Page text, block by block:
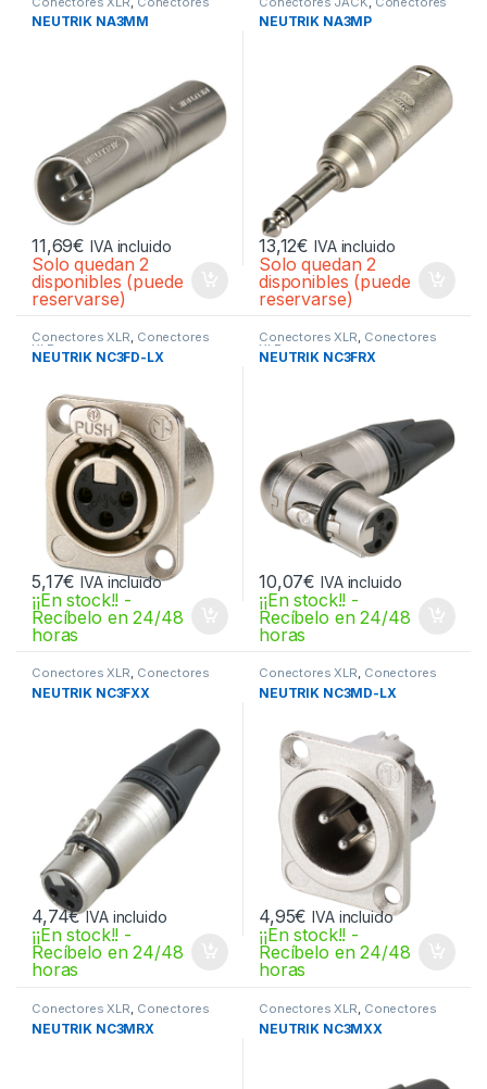
XLR
NEUTRIK NA3MM
11,69€ IVA incluido
Solo quedan 2
disponibles (puede
reservarse)
JACK,Conectores XLR
Conectores XLR
NEUTRIK NA3MP
13,12€ IVA incluido
Solo quedan 2
disponibles (puede
reservarse)
Conectores XLR, Conectores
XLR
NEUTRIK NC3FD-LX
5,17€ IVA incluido
¡¡En stock!! -
Recíbelo en 24/48
horas
Conectores XLR, Conectores
XLR
NEUTRIK NC3FRX
10,07€ IVA incluido
¡¡En stock!! -
Recíbelo en 24/48
horas
Conectores XLR, Conectores
XLR
NEUTRIK NC3FXX
4,74€ IVA incluido
¡¡En stock!! -
Recíbelo en 24/48
horas
Conectores XLR, Conectores
XLR
NEUTRIK NC3MD-LX
4,95€ IVA incluido
¡¡En stock!! -
Recíbelo en 24/48
horas
Conectores XLR Conectores
NEUTRIK NC3MRX
Conectores XLR Conectores
NEUTRIK NC3MXX